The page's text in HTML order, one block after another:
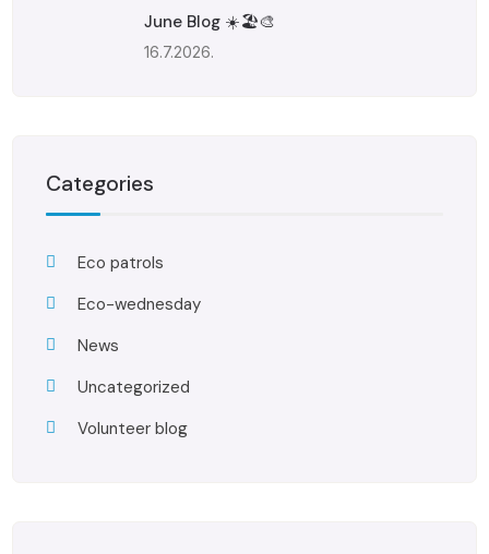
June Blog ☀️🏖️🎨
16.7.2026.
Categories
Eco patrols
Eco-wednesday
News
Uncategorized
Volunteer blog